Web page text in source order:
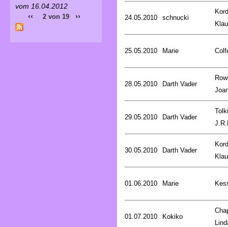
24.05.2010 schnucki
25.05.2010 Marie
28.05.2010 Darth Vader
29.05.2010 Darth Vader
30.05.2010 Darth Vader
01.06.2010 Marie
01.07.2010 Kokiko
vom 16.04.2012
‹‹ 2 von 19 ››